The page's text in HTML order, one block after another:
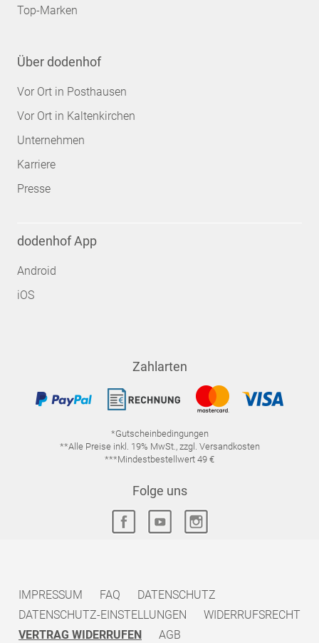
Top-Marken
Über dodenhof
Vor Ort in Posthausen
Vor Ort in Kaltenkirchen
Unternehmen
Karriere
Presse
dodenhof App
Android
iOS
Zahlarten
*Gutscheinbedingungen
**Alle Preise inkl. 19% MwSt., zzgl. Versandkosten
***Mindestbestellwert 49 €
Folge uns
IMPRESSUM FAQ
DATENSCHUTZ
DATENSCHUTZ-EINSTELLUNGEN
WIDERRUFSRECHT
VERTRAG WIDERRUFEN
AGB